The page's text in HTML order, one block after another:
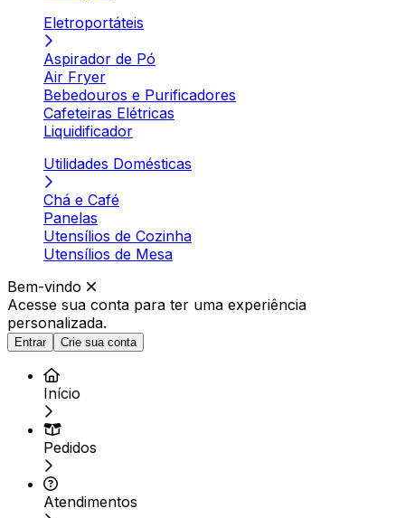
Eletroportáteis
Aspirador de Pó
Air Fryer
Bebedouros e Purificadores
Cafeteiras Elétricas
Liquidificador
Utilidades Domésticas
Chá e Café
Panelas
Utensílios de Cozinha
Utensílios de Mesa
Bem-vindo
Acesse sua conta para ter uma experiência
personalizada.
Entrar Crie sua conta
Início
Pedidos
Atendimentos